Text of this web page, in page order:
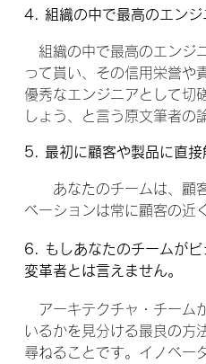
4. 組織の中で最高のエンジ
組織の中で最高のエンジ
って貰い、その信用栄誉や
優秀なエンジニアとして切
しょう、と言う原文筆者の
5. 最初に顧客や製品に直接
あなたのチームは、顧客
ベーションは常に顧客の近
6. もしあなたのチームが
変革者とは言えません。
アーキテクチャ・チーム
いるかを見分ける最良の方
尋ねることです。イノベー